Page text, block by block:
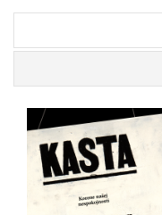
Kasta je nálepka, ktorá
hovorí, ako máme s
človekom zaobchádzať.